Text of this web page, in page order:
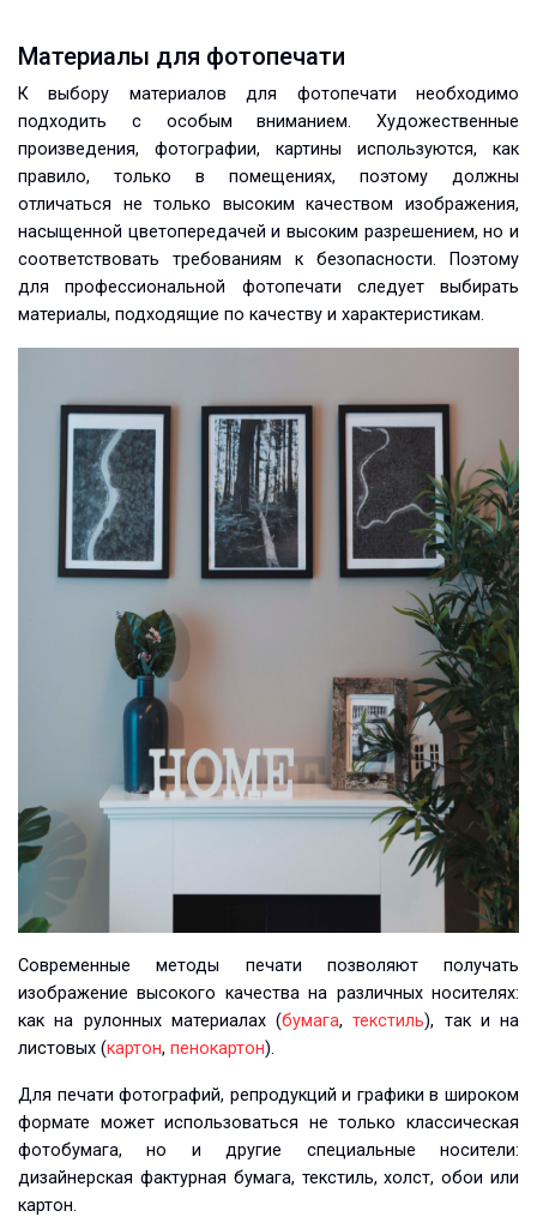
Материалы для фотопечати
К выбору материалов для фотопечати необходимо
подходить с особым вниманием. Художественные
произведения, фотографии, картины используются, как
правило, только в помещениях, поэтому должны
отличаться не только высоким качеством изображения,
насыщенной цветопередачей и высоким разрешением, но и
соответствовать требованиям к безопасности. Поэтому
для профессиональной фотопечати следует выбирать
материалы, подходящие по качеству и характеристикам.
Современные методы печати позволяют получать
изображение высокого качества на различных носителях:
как на рулонных материалах (бумага,текстиль), так и на
листовых (картон, пенокартон).
Для печати фотографий, репродукций и графики в широком
формате может использоваться не только классическая
фотобумага, но и другие специальные носители:
дизайнерская фактурная бумага, текстиль, холст, обои или
картон.